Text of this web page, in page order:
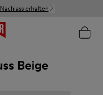
erhalten
Beige